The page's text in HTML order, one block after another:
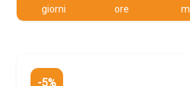
giorni ore
-5%